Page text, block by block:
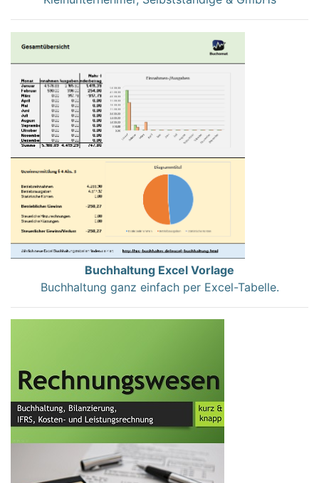
Buchhaltung Excel Vorlage
Buchhaltung ganz einfach per Excel-Tabelle.